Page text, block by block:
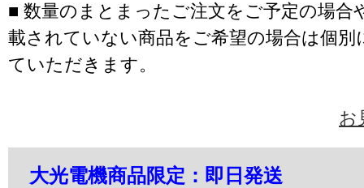
■ 数量のまとまったご注文をご予定の場合
載されていない商品をご希望の場合は個別
ていただきます。
お
大光電機商品限定：即日発送